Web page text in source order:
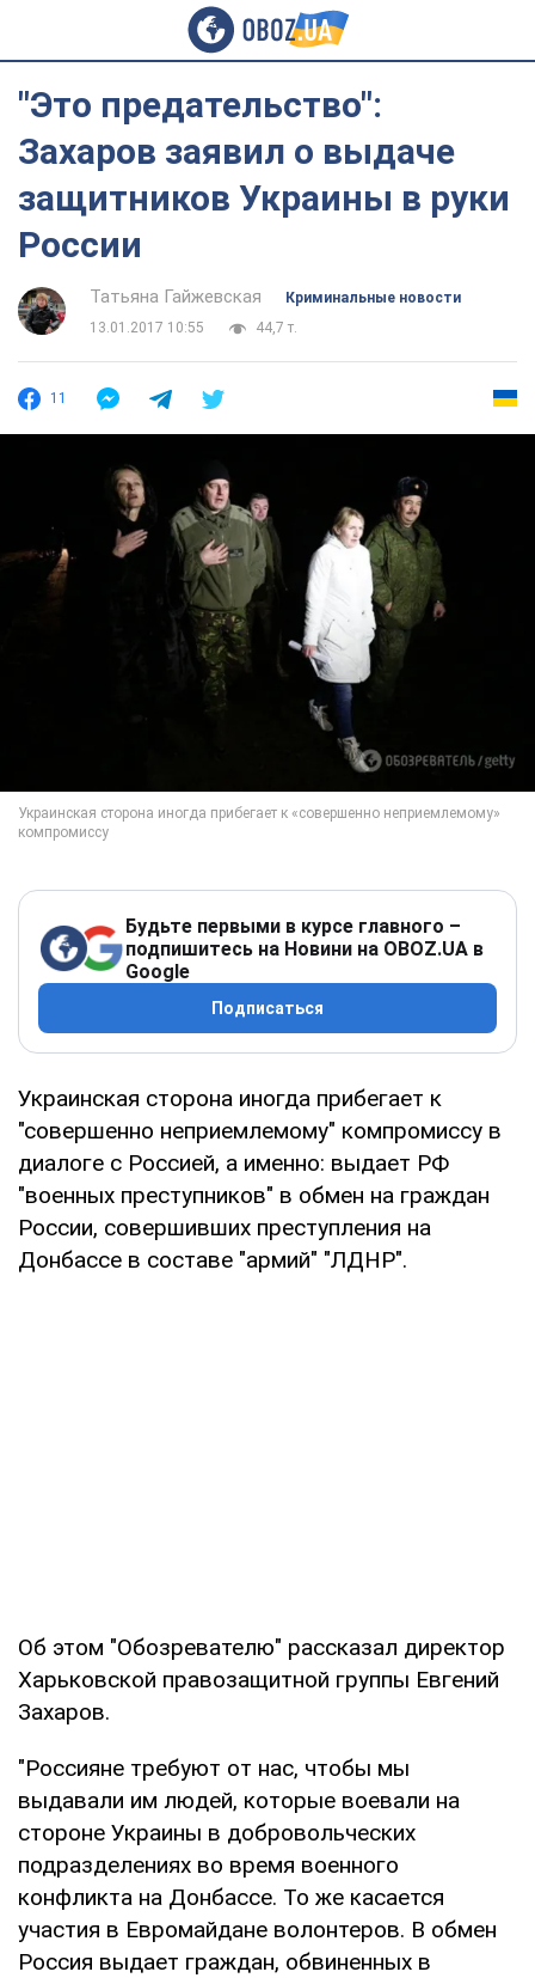
"Это предательство":
Захаров заявил о выдаче
защитников Украины в руки
России
Татьяна Гайжевская
Криминальные новости
13.01.2017 10:55
44,7 т.
11
Будьте первыми в курсе главного –
подпишитесь на Новини на OBOZ.UA в
Google
Подписаться
Украинская сторона иногда прибегает к
"совершенно неприемлемому" компромиссу в
диалоге с Россией, а именно: выдает РФ
"военных преступников" в обмен на граждан
России, совершивших преступления на
Донбассе в составе "армий" "ЛДНР".
Об этом "Обозревателю" рассказал директор
Харьковской правозащитной группы Евгений
Захаров.
"Россияне требуют от нас, чтобы мы
выдавали им людей, которые воевали на
стороне Украины в добровольческих
подразделениях во время военного
конфликта на Донбассе. То же касается
участия в Евромайдане волонтеров. В обмен
Россия выдает граждан, обвиненных в